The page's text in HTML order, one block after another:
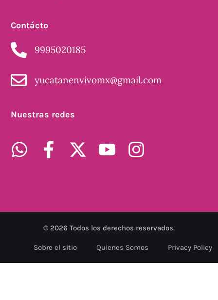
Contácto
9995020185
yucatanenvivomx@gmail.com
Nuestras redes
© 2026 Todos los derechos reservados.
Sobre el sitio Quienes Somos Privacy Policy